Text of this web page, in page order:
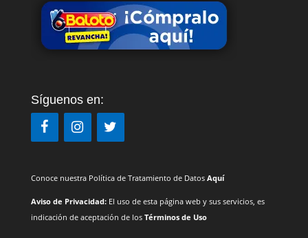
Síguenos en:
Conoce nuestra Política de Tratamiento de Datos Aquí
Aviso de Privacidad: El uso de esta página web y sus servicios, es
indicación de aceptación de los Términos de Uso